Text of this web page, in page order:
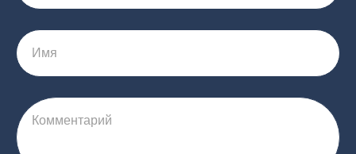
Имя
Комментарий